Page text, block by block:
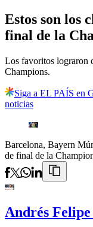
Estos son los
final de la
Los favoritos lograron
Champions.
Siga a EL PAÍS en
noticias
Barcelona, Bayern
de final de la
Andrés